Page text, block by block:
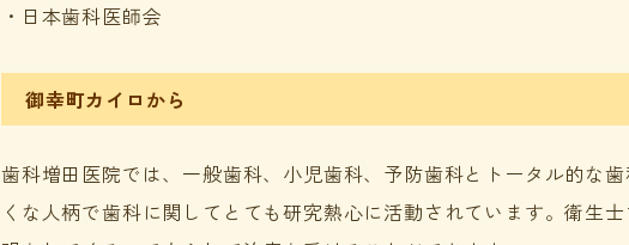
・日本歯科医師会
御幸町カイロから
歯科増田医院では、一般歯科、小児歯科、予防歯科とトータル的な
くな人柄で歯科に関してとても研究熱心に活動されています。衛生